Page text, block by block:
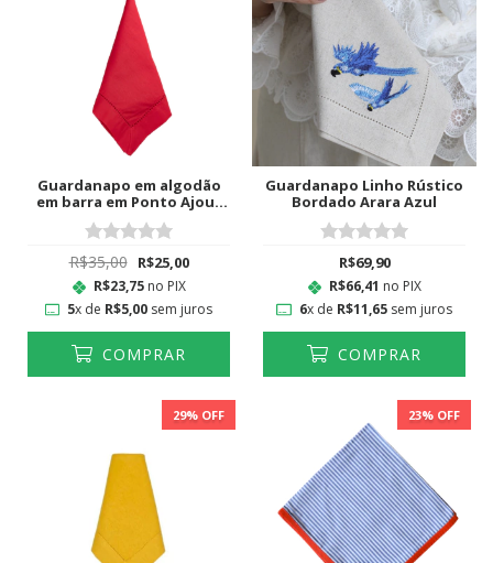
Guardanapo em algodão
em barra em Ponto Ajour
Vermelho
R$35,00 R$25,00
R$23,75no PIX
5x de R$5,00 sem juros
COMPRAR
Guardanapo Linho Rústico
Bordado Arara Azul
R$69,90
R$66,41 no PIX
6x de R$11,65sem juros
COMPRAR
29% OFF 23% OFF